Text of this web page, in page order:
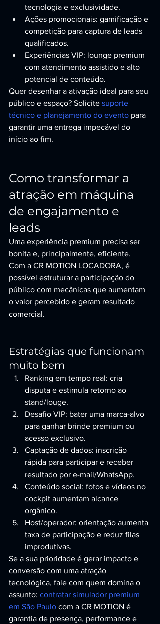
tecnologia e exclusividade.
Ações promocionais: gamificação e
competição para captura de leads
qualificados.
Experiências VIP: lounge premium
com atendimento assistido e alto
potencial de conteúdo.
Quer desenhar a ativação ideal para seu
público e espaço? Solicite suporte
técnico e planejamento do evento para
garantir uma entrega impecável do
início ao fim.
Como transformar a
atração em máquina
de engajamento e
leads
Uma experiência premium precisa ser
bonita e, principalmente, eficiente.
Com a CR MOTION LOCADORA, é
possível estruturar a participação do
público com mecânicas que aumentam
o valor percebido e geram resultado
comercial.
Estratégias que funcionam
muito bem
Ranking em tempo real: cria
disputa e estimula retorno ao
stand/louge.
Desafio VIP: bater uma marca-alvo
para ganhar brinde premium ou
acesso exclusivo.
Captação de dados: inscrição
rápida para participar e receber
resultado por e-mail/WhatsApp.
Conteúdo social: fotos e vídeos no
cockpit aumentam alcance
orgânico.
Host/operador: orientação aumenta
taxa de participação e reduz filas
improdutivas.
Se a sua prioridade é gerar impacto e
conversão com uma atração
tecnológica, fale com quem domina o
assunto: contratar simulador premium
em São Paulo com a CR MOTION é
garantia de presença, performance e